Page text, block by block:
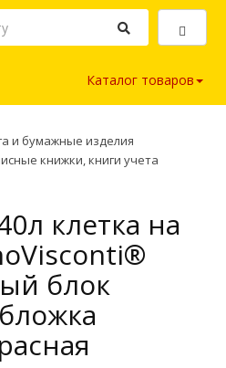
Каталог товаров
и бумажные изделия
книжки, книги учета
клетка на
блок